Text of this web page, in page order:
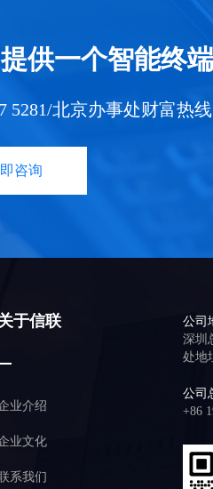
供一个智能终端
北京办事处财富热线
咨询
于信联
业介绍
业文化
系我们
公司
深圳
处地
公司
+86